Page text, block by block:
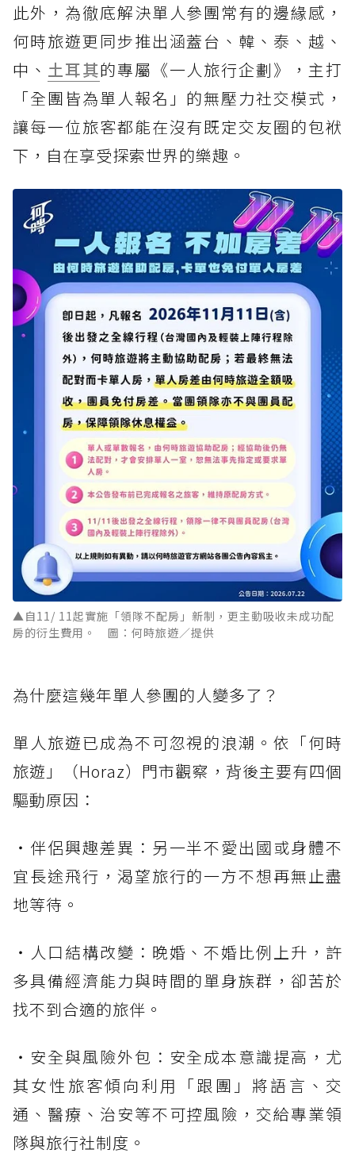
此外，為徹底解決單人參團常有的邊緣感，
何時旅遊更同步推出涵蓋台、韓、泰、越、
中、 土耳其的專屬《一人旅行企劃》，主打
「全團皆為單人報名」的無壓力社交模式，
讓每一位旅客都能在沒有既定交友圈的包袱
下，自在享受探索世界的樂趣。
▲自11/ 11起實施「領隊不配房」新制，更主動吸收未成功配
房的衍生費用。 圖：何時旅遊／提供
為什麼這幾年單人參團的人變多了？
單人旅遊已成為不可忽視的浪潮。依「何時
旅遊」（Horaz）門市觀察，背後主要有四個
驅動原因：
・伴侶興趣差異：另一半不愛出國或身體不
宜長途飛行，渴望旅行的一方不想再無止盡
地等待。
・人口結構改變：晚婚、不婚比例上升，許
多具備經濟能力與時間的單身族群，卻苦於
找不到合適的旅伴。
・安全與風險外包：安全成本意識提高，尤
其女性旅客傾向利用「跟團」將語言、交
通、醫療、治安等不可控風險，交給專業領
隊與旅行社制度。